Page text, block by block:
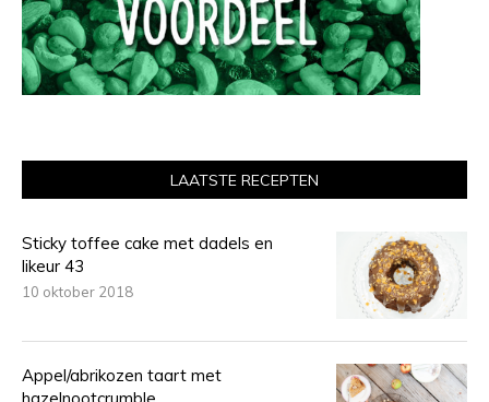
LAATSTE RECEPTEN
Sticky toffee cake met dadels en
likeur 43
10 oktober 2018
Appel/abrikozen taart met